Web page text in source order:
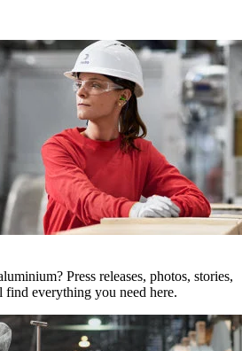
Press releases, photos, stories,
everything you need here.